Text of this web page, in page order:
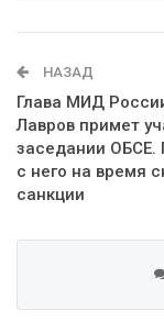
НАЗАД
Глава МИД
Лавров примет
заседании ОБСЕ.
с него на время
санкции